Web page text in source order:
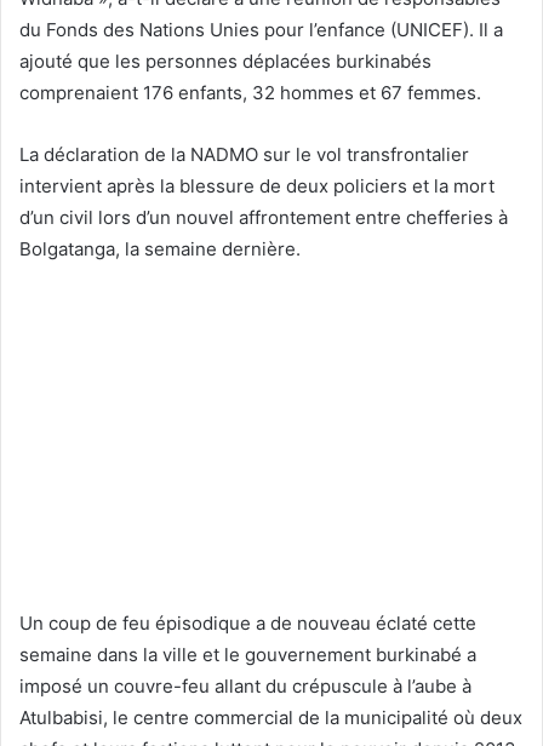
du Fonds des Nations Unies pour l’enfance (UNICEF). Il a
ajouté que les personnes déplacées burkinabés
comprenaient 176 enfants, 32 hommes et 67 femmes.
La déclaration de la NADMO sur le vol transfrontalier
intervient après la blessure de deux policiers et la mort
d’un civil lors d’un nouvel affrontement entre chefferies à
Bolgatanga, la semaine dernière.
Un coup de feu épisodique a de nouveau éclaté cette
semaine dans la ville et le gouvernement burkinabé a
imposé un couvre-feu allant du crépuscule à l’aube à
Atulbabisi, le centre commercial de la municipalité où deux